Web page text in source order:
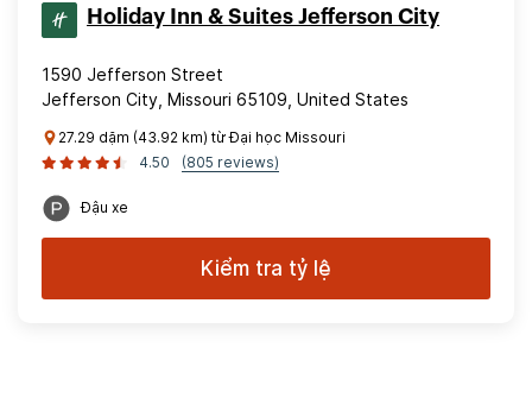
Holiday Inn & Suites Jefferson City
1590 Jefferson Street
Jefferson City, Missouri 65109, United States
27.29 dặm (43.92 km) từ Đại học Missouri
4.50
(805 reviews)
Đậu xe
Kiểm tra tỷ lệ